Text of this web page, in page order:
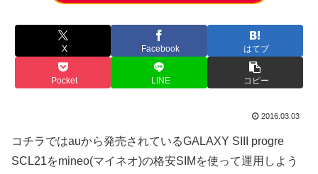
X Facebook はてブ
Pocket LINE コピー
2016.03.03
コチラではauから発売されているGALAXY SIII progre
SCL21をmineo(マイネオ)の格安SIMを使って運用しよう